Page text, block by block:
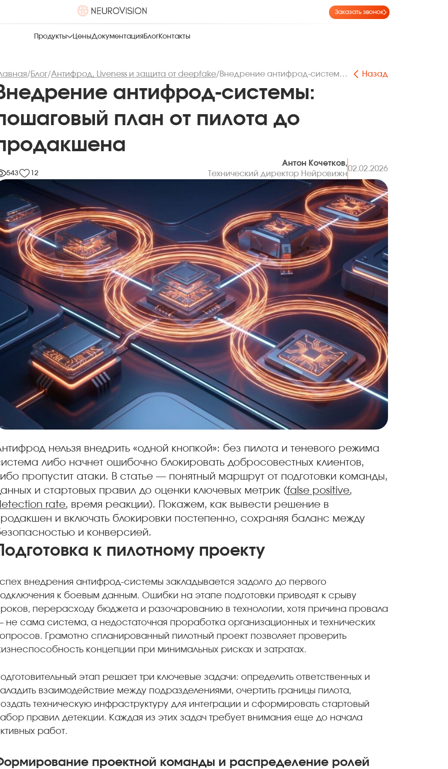
Заказать звонок
Продукты ЦеныДокументацияБлогКонтакты
/Блог/Антифрод, Liveness и защита от deepfake/ Внедрение антифрод‑системы: пошаговый план от пилота до продакшена Назад
антифрод‑системы:
план от пилота до
543 12
Антон Кочетков,
Технический директор Нейровижн
02.02.2026
нельзя внедрить «одной кнопкой»: без пилота и теневого режима
либо начнет ошибочно блокировать добросовестных клиентов,
пропустит атаки. В статье — понятный маршрут от подготовки команды,
и стартовых правил до оценки ключевых метрик (false positive,
rate, время реакции). Покажем, как вывести решение в
и включать блокировки постепенно, сохраняя баланс между
и конверсией.
к пилотному проекту
внедрения антифрод-системы закладывается задолго до первого
к боевым данным. Ошибки на этапе подготовки приводят к срыву
перерасходу бюджета и разочарованию в технологии, хотя причина провала
не сама система, а недостаточная проработка организационных и технических
Грамотно спланированный пилотный проект позволяет проверить
концепции при минимальных рисках и затратах.
этап решает три ключевые задачи: определить ответственных и
взаимодействие между подразделениями, очертить границы пилота,
техническую инфраструктуру для интеграции и сформировать стартовый
правил детекции. Каждая из этих задач требует внимания еще до начала
работ.
проектной команды и распределение ролей